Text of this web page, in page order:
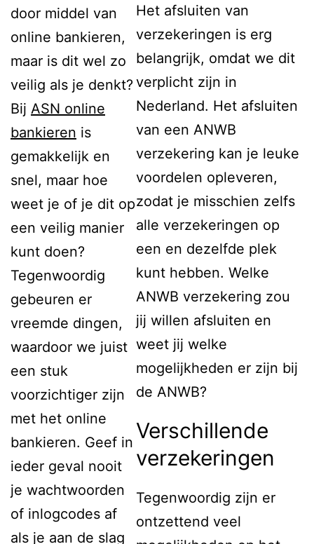
door middel van
online bankieren,
maar is dit wel zo
veilig als je denkt?
Bij ASN online
bankieren is
gemakkelijk en
snel, maar hoe
weet je of je dit op
een veilig manier
kunt doen?
Tegenwoordig
gebeuren er
vreemde dingen,
waardoor we juist
een stuk
voorzichtiger zijn
met het online
bankieren. Geef in
ieder geval nooit
je wachtwoorden
of inlogcodes af
als je aan de slag
Het afsluiten van
verzekeringen is erg
belangrijk, omdat we dit
verplicht zijn in
Nederland. Het afsluiten
van een ANWB
verzekering kan je leuke
voordelen opleveren,
zodat je misschien zelfs
alle verzekeringen op
een en dezelfde plek
kunt hebben. Welke
ANWB verzekering zou
jij willen afsluiten en
weet jij welke
mogelijkheden er zijn bij
de ANWB?
Verschillende
verzekeringen
Tegenwoordig zijn er
ontzettend veel